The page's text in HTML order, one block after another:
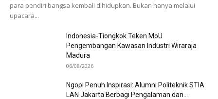
para pendiri bangsa kembali dihidupkan. Bukan hanya melalui
upacara...
Indonesia-Tiongkok Teken MoU
Pengembangan Kawasan Industri Wiraraja
Madura
06/08/2026
Ngopi Penuh Inspirasi: Alumni Politeknik STIA
LAN Jakarta Berbagi Pengalaman dan...